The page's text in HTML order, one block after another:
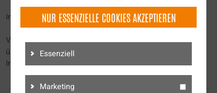
Interesse geweckt?
Vereinbaren Sie gleich einen Besichtigungstermin und
überzeugen Sie sich vor Ort von dieser traumhaften
Immobilie!
NUR ESSENZIELLE COOKIES AKZEPTIEREN
Essenziell
Marketing